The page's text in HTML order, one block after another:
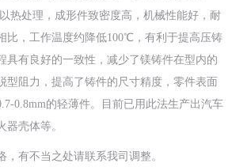
热处理，成形件致密度高，机械性能好，耐
比，工作温度约降低100℃，有利于提高压铸
具有良好的一致性，减少了镁铸件在型内的
型阻力，提高了铸件的尺寸精度，零件表面
0.8mm的轻薄件。目前已用此法生产出汽车
器壳体等。
，有不当之处请联系我司调整。